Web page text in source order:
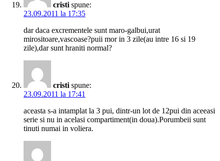
cristi spune:
23.09.2011 la 17:35
dar daca excrementele sunt maro-galbui,urat
mirositoare,vascoase?puii mor in 3 zile(au intre 16 si 19
zile),dar sunt hraniti normal?
cristi spune:
23.09.2011 la 17:41
aceasta s-a intamplat la 3 pui, dintr-un lot de 12pui din aceeasi
serie si nu in acelasi compartiment(in doua).Porumbeii sunt
tinuti numai in voliera.